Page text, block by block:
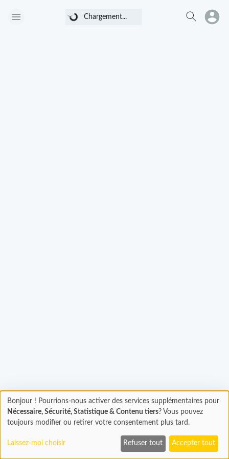
Chargement...
Chargement... Chargement
En cours...
Bonjour ! Pourrions-nous activer des services supplémentaires pour
Nécessaire, Sécurité, Statistique & Contenu tiers? Vous pouvez
toujours modifier ou retirer votre consentement plus tard.
Laissez-moi choisir Refuser tout Accepter tout